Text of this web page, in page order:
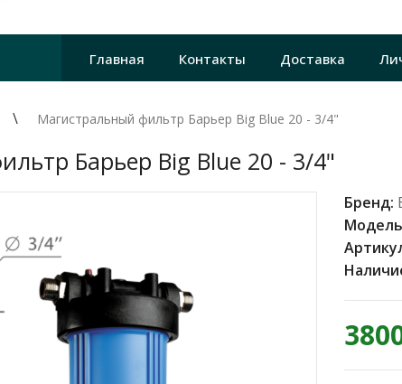
Главная Контакты Доставка
Магистральный фильтр Барьер Big Blue 20 - 3/4"
Барьер Big Blue 20 - 3/4"
Бренд: